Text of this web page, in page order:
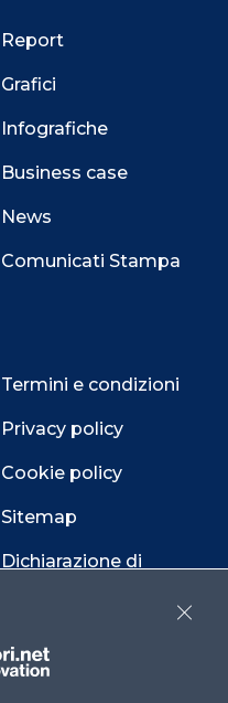
Report
Grafici
Infografiche
Business case
News
Comunicati Stampa
Termini e condizioni
Privacy policy
Cookie policy
Sitemap
Dichiarazione di